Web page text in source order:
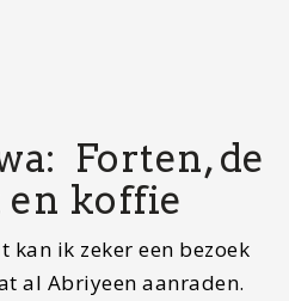
vanaf de toren en
Ben je er op
dan de beroemde
ervaring! Neem na
van de sfeervolle